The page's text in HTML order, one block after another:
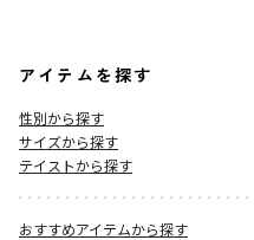
アイテムを探す
性別から探す
サイズから探す
テイストから探す
おすすめアイテムから探す